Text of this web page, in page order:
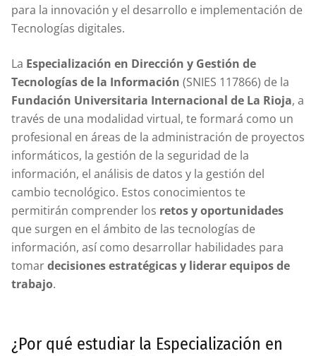
para la innovación y el desarrollo e implementación de
Tecnologías digitales.
La Especialización en Dirección y Gestión de
Tecnologías de la Información (SNIES 117866) de la
Fundación Universitaria Internacional de La Rioja, a
través de una modalidad virtual, te formará como un
profesional en áreas de la administración de proyectos
informáticos, la gestión de la seguridad de la
información, el análisis de datos y la gestión del
cambio tecnológico. Estos conocimientos te
permitirán comprender los retos y oportunidades
que surgen en el ámbito de las tecnologías de
información, así como desarrollar habilidades para
tomardecisiones estratégicas y liderar equipos de
trabajo.
¿Por qué estudiar la Especialización en